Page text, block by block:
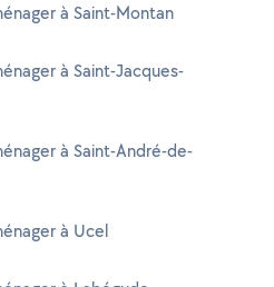
à Saint-Montan
à Saint-Jacques-
à Saint-André-de-
à Ucel